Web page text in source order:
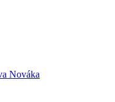
Nováka